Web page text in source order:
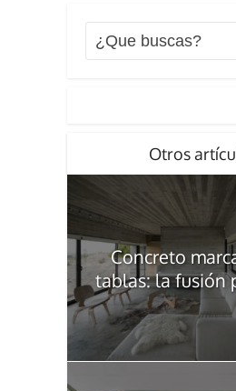
Otros
Concreto
tablas: la fusión